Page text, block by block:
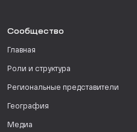
Сообщество
Главная
Роли и структура
Региональные представители
География
Медиа